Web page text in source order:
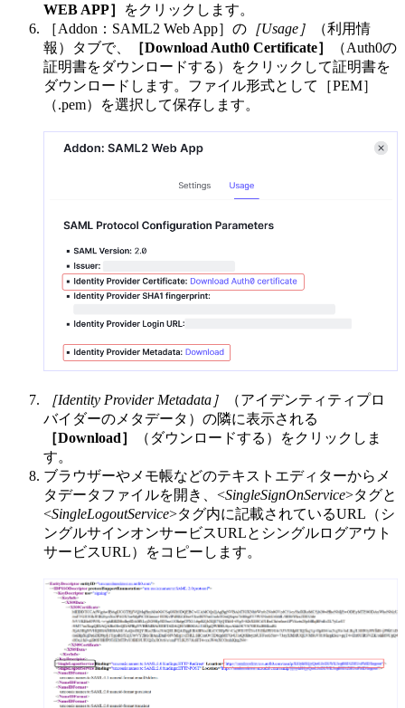
WEB APP］
をクリックします。
［Addon：SAML2 Web App］の ［Usage］
（利用情
報）タブで、
［Download Auth0 Certificate］
（Auth0の
証明書をダウンロードする）をクリックして証明書を
ダウンロードします。ファイル形式として［PEM］
（.pem）を選択して保存します。
［Identity Provider Metadata］
（アイデンティティプロ
バイダーのメタデータ）の隣に表示される
［Download］
（ダウンロードする）をクリックしま
す。
ブラウザーやメモ帳などのテキストエディターからメ
タデータファイルを開き、<SingleSignOnService>タグと
<SingleLogoutService>タグ内に記載されているURL（シ
ングルサインオンサービスURLとシングルログアウト
サービスURL）をコピーします。